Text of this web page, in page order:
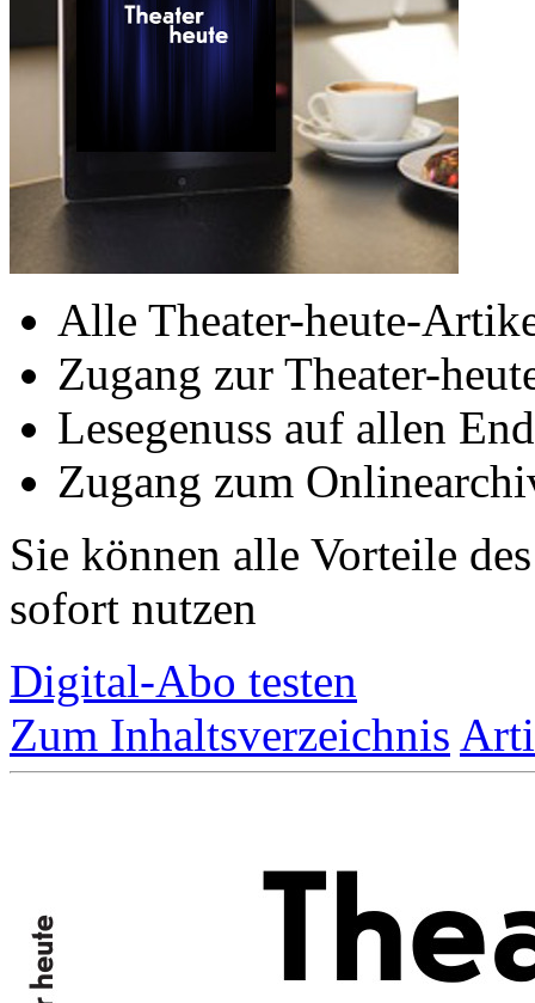
Alle Theater-heute-
Zugang zur Theater-
Lesegenuss auf allen
Zugang zum
Sie können alle Vorteile
sofort nutzen
Digital-Abo testen
Zum Inhaltsverzeichnis